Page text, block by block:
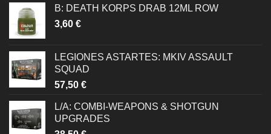
B: DEATH KORPS DRAB 12ML ROW
3,60 €
LEGIONES ASTARTES: MKIV ASSAULT
SQUAD
57,50 €
L/A: COMBI-WEAPONS & SHOTGUN
UPGRADES